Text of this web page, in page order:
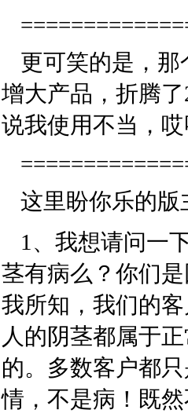
更可笑的是，
增大产品，折腾
说我使用不当，
这里盼你乐的
1、我想请问一
茎有病么？你们
我所知，我们的
人的阴茎都属于
的。多数客户都
情，不是病！既